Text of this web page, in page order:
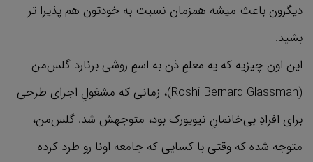
دیگرون باعث میشه همزمان نسبت به خودتون هم پذیرا تر
بشید.
این اون چیزیه که یه معلمِ ذن به اسمِ روشی برنارد گلس‌من
(Roshi Bernard Glassman)، زمانی که مشغولِ اجرای طرحی
برای افرادِ بی‌خانمانِ نیویورک بود، متوجهش شد. گلس‌من،
متوجه شده که وقتی با کسایی که جامعه اونا رو طرد کرده